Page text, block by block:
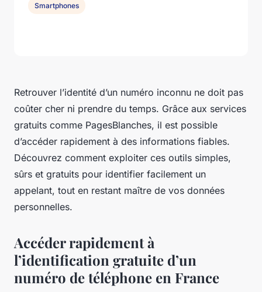
Retrouver l’identité d’un numéro inconnu ne doit pas
coûter cher ni prendre du temps. Grâce aux services
gratuits comme PagesBlanches, il est possible
d’accéder rapidement à des informations fiables.
Découvrez comment exploiter ces outils simples,
sûrs et gratuits pour identifier facilement un
appelant, tout en restant maître de vos données
personnelles.
Accéder rapidement à
l’identification gratuite d’un
numéro de téléphone en France
Smartphones